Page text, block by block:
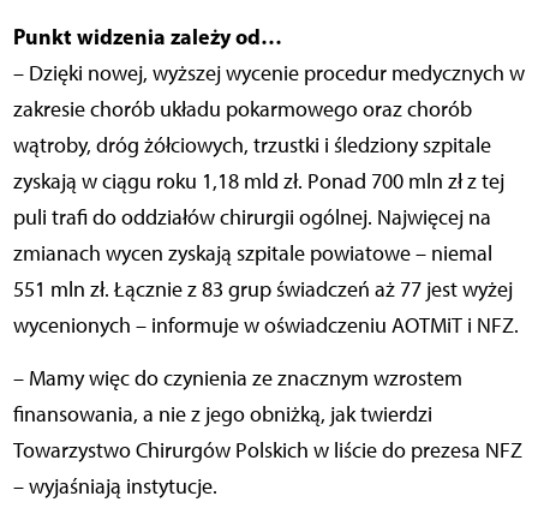
Punkt widzenia zależy od…
– Dzięki nowej, wyższej wycenie procedur medycznych w
zakresie chorób układu pokarmowego oraz chorób
wątroby, dróg żółciowych, trzustki i śledziony szpitale
zyskają w ciągu roku 1,18 mld zł. Ponad 700 mln zł z tej
puli trafi do oddziałów chirurgii ogólnej. Najwięcej na
zmianach wycen zyskają szpitale powiatowe – niemal
551 mln zł. Łącznie z 83 grup świadczeń aż 77 jest wyżej
wycenionych – informuje w oświadczeniu AOTMiT i NFZ.
– Mamy więc do czynienia ze znacznym wzrostem
finansowania, a nie z jego obniżką, jak twierdzi
Towarzystwo Chirurgów Polskich w liście do prezesa NFZ
– wyjaśniają instytucje.